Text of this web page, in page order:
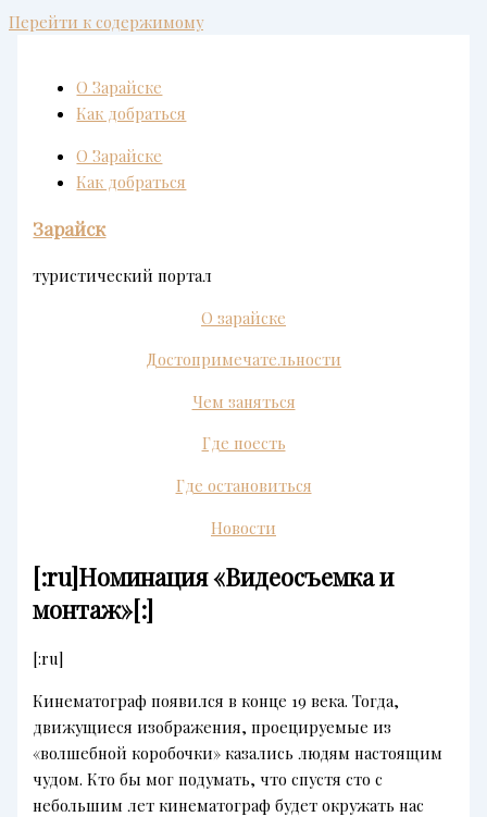
Перейти к содержимому
О Зарайске
Как добраться
О Зарайске
Как добраться
Зарайск
туристический портал
О зарайске
Достопримечательности
Чем заняться
Где поесть
Где остановиться
Новости
[:ru]Номинация «Видеосъемка и
монтаж»[:]
[:ru]
Кинематограф появился в конце 19 века. Тогда,
движущиеся изображения, проецируемые из
«волшебной коробочки» казались людям настоящим
чудом. Кто бы мог подумать, что спустя сто с
небольшим лет кинематограф будет окружать нас